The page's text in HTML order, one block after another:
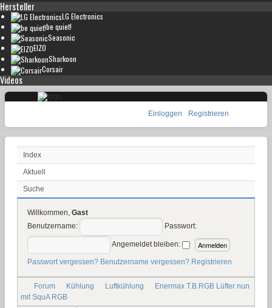
Hersteller
LG Electronics
be quiet!
Seasonic
EIZO
Sharkoon
Corsair
Videos
Einloggen Registrieren
Index
Aktuell
Suche
Willkommen, Gast
Benutzername:
Passwort:
Angemeldet bleiben:
Passwort vergessen? Benutzername vergessen? Registrieren
Forum Kühlung Luftkühlung
Enermax T.B.RGB Lüfter nun
mit SquA RGB